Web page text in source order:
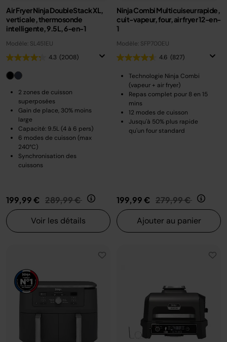
Air Fryer Ninja DoubleStack XL,
verticale, thermosonde
intelligente, 9.5L, 6-en-1
Modèle: SL451EU
4.3 (2008)
2 zones de cuisson
superposées
Gain de place, 30% moins
large
Capacité: 9.5L (4 à 6 pers)
6 modes de cuisson (max
240°C)
Synchronisation des
cuissons
199,99 € Prix réduit de
289,99 € au
Voir les détails
Ninja Combi Multicuiseur rapide,
cuit-vapeur, four, air fryer 12-en-
1
Modèle: SFP700EU
4.6 (827)
Technologie Ninja Combi
(vapeur + air fryer)
Repas complet pour 8 en 15
mins
12 modes de cuisson
Jusqu'à 50% plus rapide
qu'un four standard
199,99 € Prix réduit de
279,99 € au
Ajouter au panier